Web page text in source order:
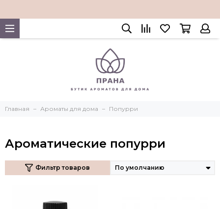
Главная Ароматы для дома Попурри
Ароматические попурри
Фильтр товаров